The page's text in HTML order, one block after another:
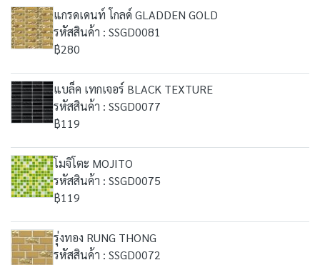
แกรดเดนท์ โกลด์ GLADDEN GOLD
รหัสสินค้า : SSGD0081
฿280
แบล็ค เทกเจอร์ BLACK TEXTURE
รหัสสินค้า : SSGD0077
฿119
โมจิโตะ MOJITO
รหัสสินค้า : SSGD0075
฿119
รุ่งทอง RUNG THONG
รหัสสินค้า : SSGD0072